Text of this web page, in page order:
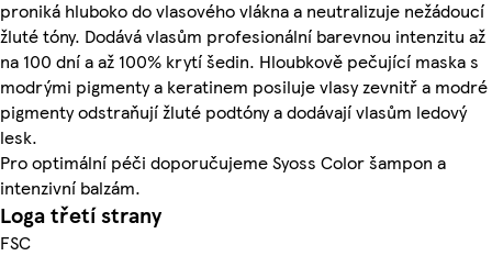
proniká hluboko do vlasového vlákna a neutralizuje nežádoucí
žluté tóny. Dodává vlasům profesionální barevnou intenzitu až
na 100 dní a až 100% krytí šedin. Hloubkově pečující maska s
modrými pigmenty a keratinem posiluje vlasy zevnitř a modré
pigmenty odstraňují žluté podtóny a dodávají vlasům ledový
lesk.
Pro optimální péči doporučujeme Syoss Color šampon a
intenzivní balzám.
Loga třetí strany
FSC